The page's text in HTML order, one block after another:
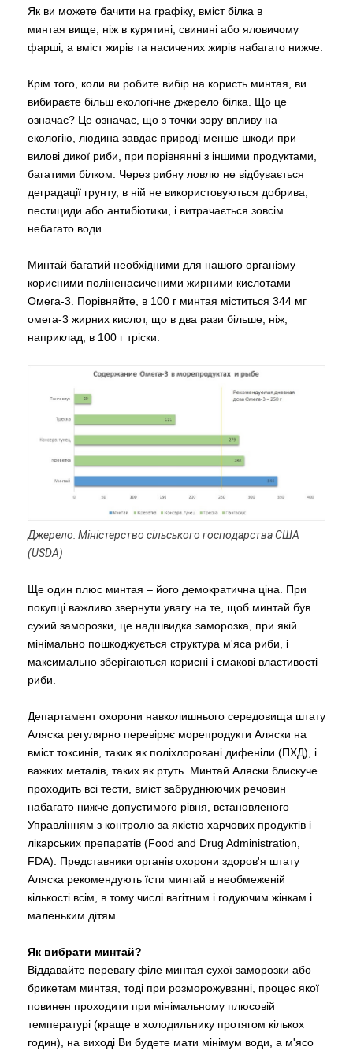
Як ви можете бачити на графіку, вміст білка в
минтая вище, ніж в курятині, свинині або яловичому
фарші, а вміст жирів та насичених жирів набагато нижче.
Крім того, коли ви робите вибір на користь минтая, ви
вибираєте більш екологічне джерело білка. Що це
означає? Це означає, що з точки зору впливу на
екологію, людина завдає природі менше шкоди при
вилові дикої риби, при порівнянні з іншими продуктами,
багатими білком. Через рибну ловлю не відбувається
деградації грунту, в ній не використовуються добрива,
пестициди або антибіотики, і витрачається зовсім
небагато води.
Минтай багатий необхідними для нашого організму
корисними поліненасиченими жирними кислотами
Омега-3. Порівняйте, в 100 г минтая міститься 344 мг
омега-3 жирних кислот, що в два рази більше, ніж,
наприклад, в 100 г тріски.
Джерело: Міністерство сільського господарства США
(USDA)
Ще один плюс минтая – його демократична ціна. При
покупці важливо звернути увагу на те, щоб минтай був
сухий заморозки, це надшвидка заморозка, при якій
мінімально пошкоджується структура м'яса риби, і
максимально зберігаються корисні і смакові властивості
риби.
Департамент охорони навколишнього середовища штату
Аляска регулярно перевіряє морепродукти Аляски на
вміст токсинів, таких як поліхлоровані дифеніли (ПХД), і
важких металів, таких як ртуть. Минтай Аляски блискуче
проходить всі тести, вміст забруднюючих речовин
набагато нижче допустимого рівня, встановленого
Управлінням з контролю за якістю харчових продуктів і
лікарських препаратів (Food and Drug Administration,
FDA). Представники органів охорони здоров'я штату
Аляска рекомендують їсти минтай в необмеженій
кількості всім, в тому числі вагітним і годуючим жінкам і
маленьким дітям.
Як вибрати минтай?
Віддавайте перевагу філе минтая сухої заморозки або
брикетам минтая, тоді при розморожуванні, процес якої
повинен проходити при мінімальному плюсовій
температурі (краще в холодильнику протягом кількох
годин), на виході Ви будете мати мінімум води, а м'ясо